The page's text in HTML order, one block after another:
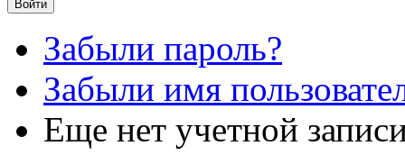
Забыли пароль?
Забыли имя
Еще нет учетной